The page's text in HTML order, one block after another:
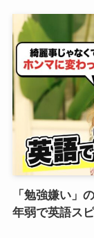
「勉強嫌い」
年弱で英語ス